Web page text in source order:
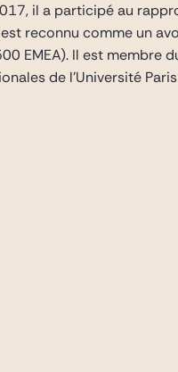
il a participé au
reconnu comme un
EMEA). Il est membre
de l’Université